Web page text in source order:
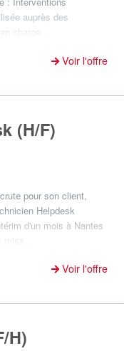
auprès des
charge...
Voir l'offre
(H/F)
pour son client,
Helpdesk
d'un mois à Nantes
Voir l'offre
H)